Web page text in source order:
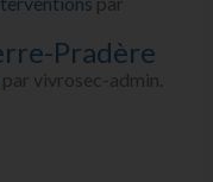
Pradère
par vivrosec-admin.